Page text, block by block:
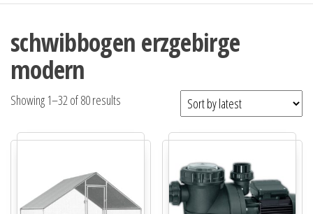
schwibbogen erzgebirge
modern
Showing 1–32 of 80 results